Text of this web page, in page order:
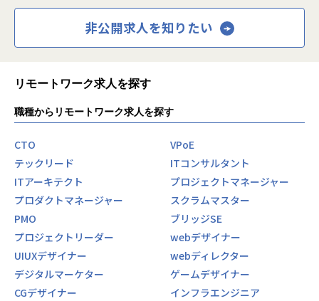
【取り組む業務イメージ】
・エンジニア同士での開発コラボレーションを通じたメンタ
の品質の作り込み
品質・開発体験向上のため言語変更含むリアーキテク
運用作業の確立・効率化、トイル削減
・顧客からの要望だけではなく、プロダクト価値向上に繋が
る機能開発の提案
【パブリテック事業部 / プロダクトチームの文化】
・パブリテック事業部では、「ビジネスチーム」と「プロダ
クトチーム」があり、双方の得意分野を活かしながら進化を
続けています
・些細なことでも感謝の言葉を伝え合い、また困難には一体
となって立ち向かう文化があります
・マネージャーはいますが、上下関係のないフラットな組織
非公開求人を知りたい
リモートワーク求人を探す
職種からリモートワーク求人を探す
CTO
VPoE
テックリード
ITコンサルタント
ITアーキテクト
プロジェクトマネージャー
プロダクトマネージャー
スクラムマスター
PMO
ブリッジSE
プロジェクトリーダー
webデザイナー
UIUXデザイナー
webディレクター
デジタルマーケター
ゲームデザイナー
CGデザイナー
インフラエンジニア